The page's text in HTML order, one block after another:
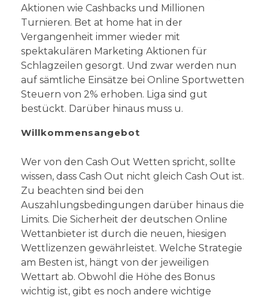
Aktionen wie Cashbacks und Millionen
Turnieren. Bet at home hat in der
Vergangenheit immer wieder mit
spektakulären Marketing Aktionen für
Schlagzeilen gesorgt. Und zwar werden nun
auf sämtliche Einsätze bei Online Sportwetten
Steuern von 2% erhoben. Liga sind gut
bestückt. Darüber hinaus muss u.
Willkommensangebot
Wer von den Cash Out Wetten spricht, sollte
wissen, dass Cash Out nicht gleich Cash Out ist.
Zu beachten sind bei den
Auszahlungsbedingungen darüber hinaus die
Limits. Die Sicherheit der deutschen Online
Wettanbieter ist durch die neuen, hiesigen
Wettlizenzen gewährleistet. Welche Strategie
am Besten ist, hängt von der jeweiligen
Wettart ab. Obwohl die Höhe des Bonus
wichtig ist, gibt es noch andere wichtige